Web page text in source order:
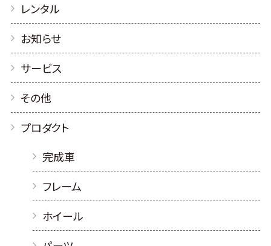
レンタル
お知らせ
サービス
その他
プロダクト
完成車
フレーム
ホイール